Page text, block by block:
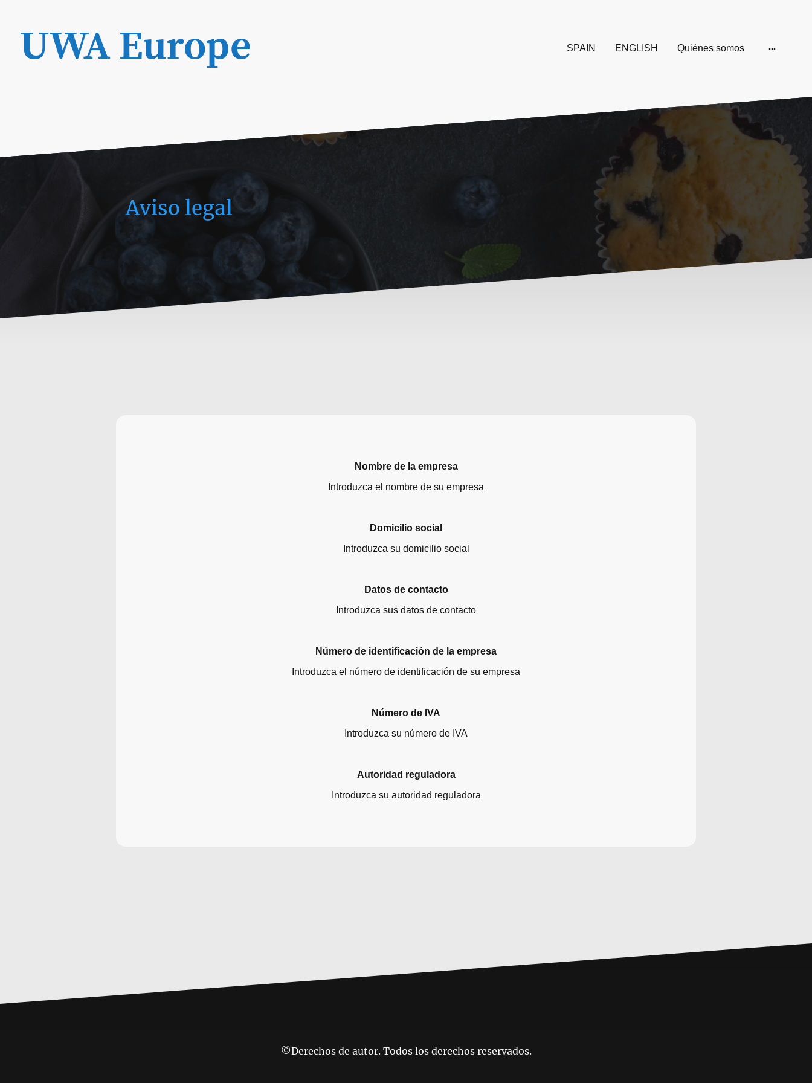
UWA Europe SPAIN ENGLISH Quiénes somos
Aviso legal
Nombre de la empresa
Introduzca el nombre de su empresa
Domicilio social
Introduzca su domicilio social
Datos de contacto
Introduzca sus datos de contacto
Número de identificación de la empresa
Introduzca el número de identificación de su empresa
Número de IVA
Introduzca su número de IVA
Autoridad reguladora
Introduzca su autoridad reguladora
©Derechos de autor. Todos los derechos reservados.